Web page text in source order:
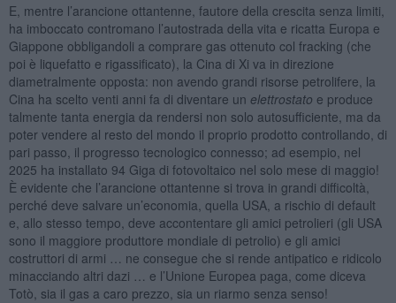
E, mentre l’arancione ottantenne, fautore della crescita senza limiti,
ha imboccato contromano l’autostrada della vita e ricatta Europa e
Giappone obbligandoli a comprare gas ottenuto col fracking (che
poi è liquefatto e rigassificato), la Cina di Xi va in direzione
diametralmente opposta: non avendo grandi risorse petrolifere, la
Cina ha scelto venti anni fa di diventare un elettrostato e produce
talmente tanta energia da rendersi non solo autosufficiente, ma da
poter vendere al resto del mondo il proprio prodotto controllando, di
pari passo, il progresso tecnologico connesso; ad esempio, nel
2025 ha installato 94 Giga di fotovoltaico nel solo mese di maggio!
È evidente che l’arancione ottantenne si trova in grandi difficoltà,
perché deve salvare un’economia, quella USA, a rischio di default
e, allo stesso tempo, deve accontentare gli amici petrolieri (gli USA
sono il maggiore produttore mondiale di petrolio) e gli amici
costruttori di armi … ne consegue che si rende antipatico e ridicolo
minacciando altri dazi … e l’Unione Europea paga, come diceva
Totò, sia il gas a caro prezzo, sia un riarmo senza senso!